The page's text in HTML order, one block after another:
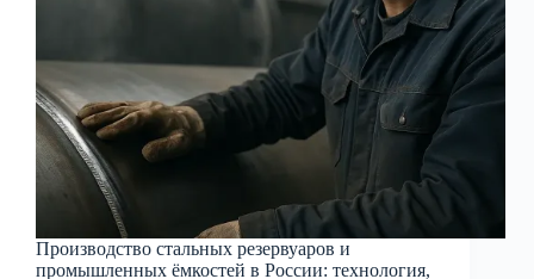
Производство стальных резервуаров и
промышленных ёмкостей в России: технология,